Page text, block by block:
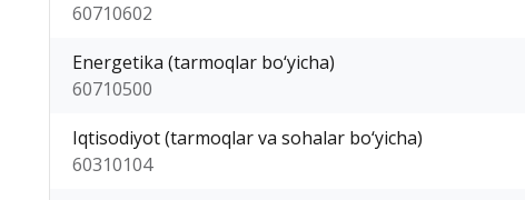
60710602
Energetika (tarmoqlar bo‘yicha)
60710500
Iqtisodiyot (tarmoqlar va sohalar bo‘yicha)
60310104